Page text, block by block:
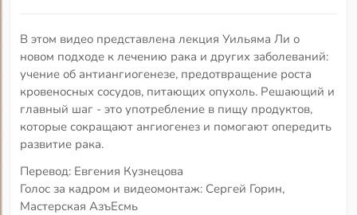
В этом видео представлена лекция Уильяма Ли о
новом подходе к лечению рака и других заболеваний:
учение об антиангиогенезе, предотвращение роста
кровеносных сосудов, питающих опухоль. Решающий и
главный шаг - это употребление в пищу продуктов,
которые сокращают ангиогенез и помогают опередить
развитие рака.
Перевод: Евгения Кузнецова
Голос за кадром и видеомонтаж: Сергей Горин,
Мастерская АзъЕсмь